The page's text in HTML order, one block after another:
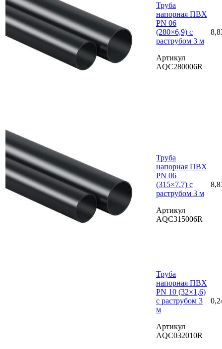
Труба
напорная ПВХ
PN 06
(280×6,9) с
раструбом 3 м
Артикул
AQC280006R
Труба
напорная ПВХ
PN 06
(315×7.7) с
раструбом 3 м
Артикул
AQC315006R
Труба
напорная ПВХ
PN 10 (32×1,6)
с раструбом 3
м
Артикул
AQC032010R